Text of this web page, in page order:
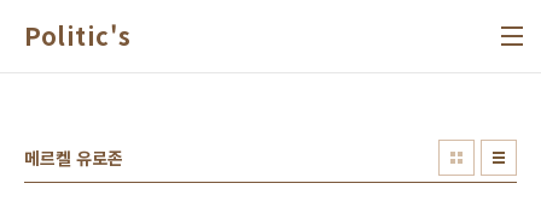
Politic's
메르켈 유로존